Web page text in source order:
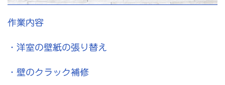
作業内容
・洋室の壁紙の張り替え
・壁のクラック補修